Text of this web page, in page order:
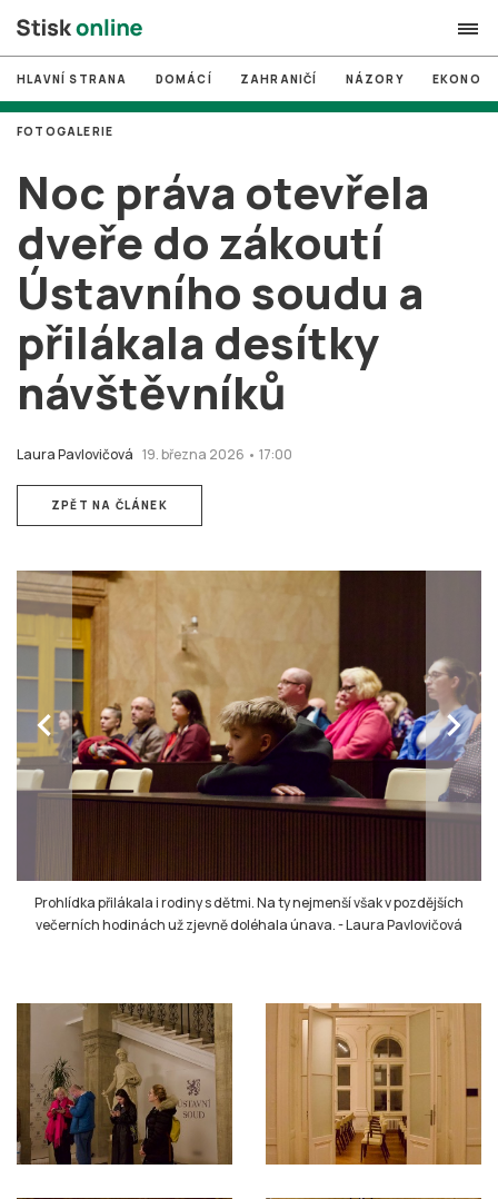
search
# MUNI
# Brno
# volby
login PŘIHLÁSIT SE
Zapomněli jste heslo?
Založit nový účet
HLAVNÍ STRANA DOMÁCÍ ZAHRANIČÍ NÁZORY
Noc práva otevřela
dveře do zákoutí
Ústavního soudu a
přilákala desítky
návštěvníků
Laura Pavlovičová 19. března 2026 • 17:00
FOTOGALERIE
ZPĚT NA ČLÁNEK
chevron_left chevron_right
Prohlídka přilákala i rodiny s dětmi. Na ty nejmenší však v pozdějších
večerních hodinách už zjevně doléhala únava.-Laura Pavlovičová